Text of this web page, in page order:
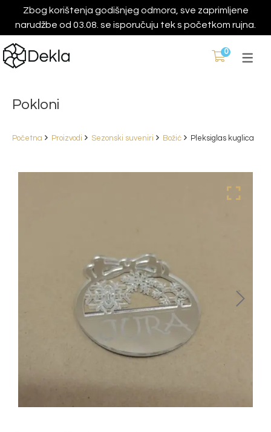
Zbog korištenja godišnjeg odmora, sve zaprimljene
narudžbe od 03.08. se isporučuju tek s početkom rujna.
0
Pokloni
Početna Proizvodi Sezonski suveniri Božić Pleksiglas kuglica